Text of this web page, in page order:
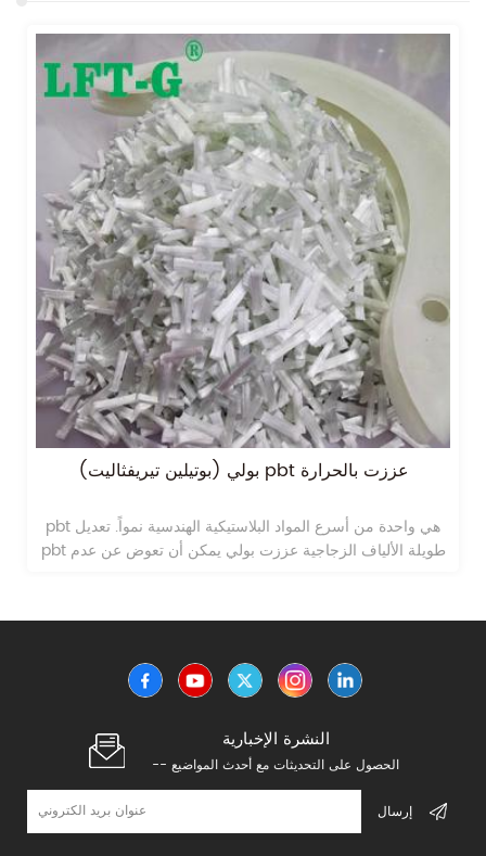
طويلة الألياف الزجاجية بيوتيلين تيريفثاليت pbt المواد
طويلة الألياف الزجاجية بيوتيلين تيريفثاليت pbt المواد البلاستيكية
lgf40
النشرة الإخبارية
-- الحصول على التحديثات مع أحدث المواضيع